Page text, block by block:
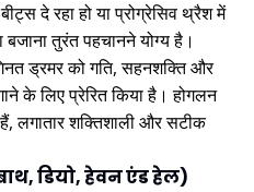
दे रहा हो या प्रोग्रेसिव थ्रैश में
तुरंत पहचानने योग्य है।
ड्रमर को गति, सहनशक्ति और
के लिए प्रेरित किया है। होगलन
लगातार शक्तिशाली और सटीक
डियो, हेवन एंड हेल)